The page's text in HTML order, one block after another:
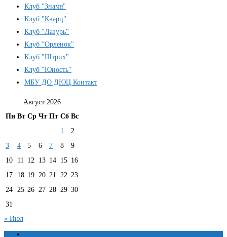
Клуб "Знамя"
Клуб "Кварц"
Клуб "Лазурь"
Клуб "Орленок"
Клуб "Штрих"
Клуб "Юность"
МБУ ДО ДЮЦ Контакт
Август 2026
Пн Вт Ср Чт Пт Сб Вс
1
2
3
4 5 6 7 8
9
10
11 12 13 14 15 16
17
18 19 20 21 22 23
24 25 26 27 28 29 30
31
« Июл